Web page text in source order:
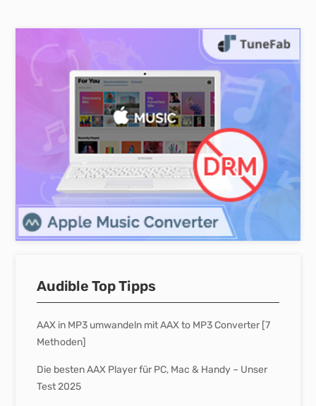
Audible Top Tipps
AAX in MP3 umwandeln mit AAX to MP3 Converter [7
Methoden]
Die besten AAX Player für PC, Mac & Handy – Unser
Test 2025